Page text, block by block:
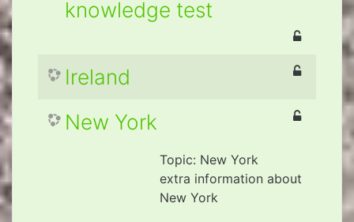
knowledge test
Ireland
New York
Topic: New York
extra information about
New York